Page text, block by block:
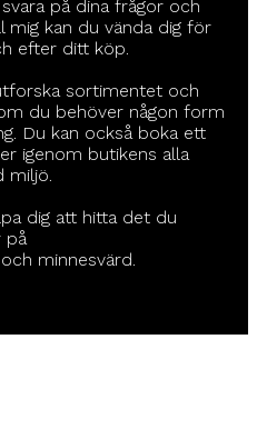
på dina frågor och
mig kan du vända dig för
efter ditt köp.
sortimentet och
du behöver någon form
Du kan också boka ett
igenom butikens alla
miljö.
dig att hitta det du
på
minnesvärd.